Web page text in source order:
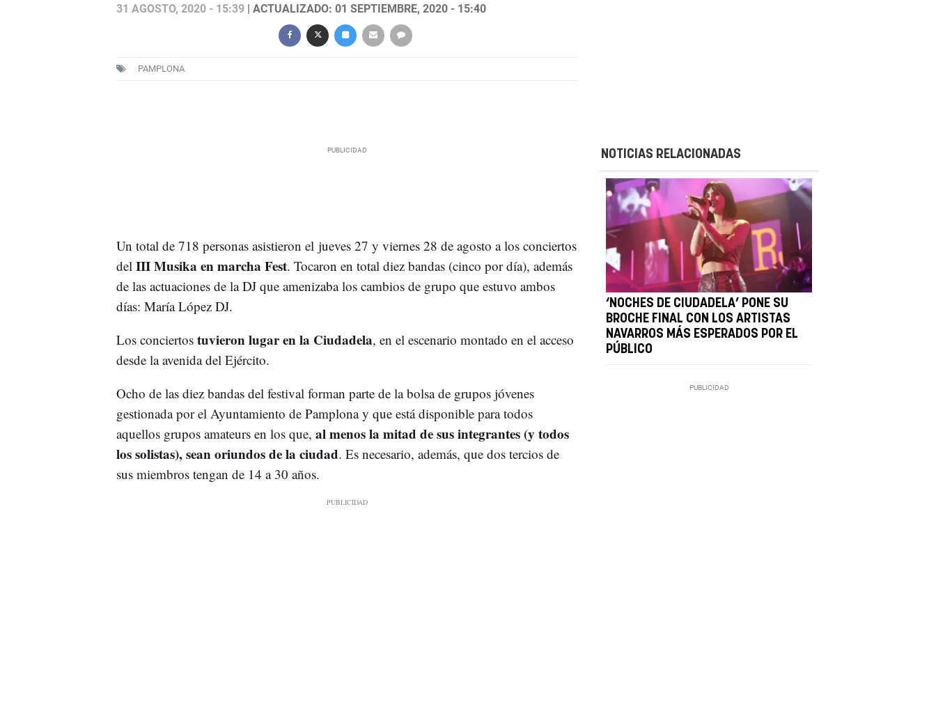
31 AGOSTO, 2020 - 15:39| ACTUALIZADO: 01 SEPTIEMBRE, 2020 - 15:40
PAMPLONA
Un total de 718 personas asistieron el jueves 27 y viernes 28 de agosto a los conciertos
del III Musika en marcha Fest. Tocaron en total diez bandas (cinco por día), además
de las actuaciones de la DJ que amenizaba los cambios de grupo que estuvo ambos
días: María López DJ.
Los conciertostuvieron lugar en la Ciudadela, en el escenario montado en el acceso
desde la avenida del Ejército.
Ocho de las diez bandas del festival forman parte de la bolsa de grupos jóvenes
gestionada por el Ayuntamiento de Pamplona y que está disponible para todos
aquellos grupos amateurs en los que, al menos la mitad de sus integrantes (y todos
los solistas), sean oriundos de la ciudad. Es necesario, además, que dos tercios de
sus miembros tengan de 14 a 30 años.
NOTICIAS RELACIONADAS
‘NOCHES DE CIUDADELA’ PONE SU
BROCHE FINAL CON LOS ARTISTAS
NAVARROS MÁS ESPERADOS POR EL
PÚBLICO